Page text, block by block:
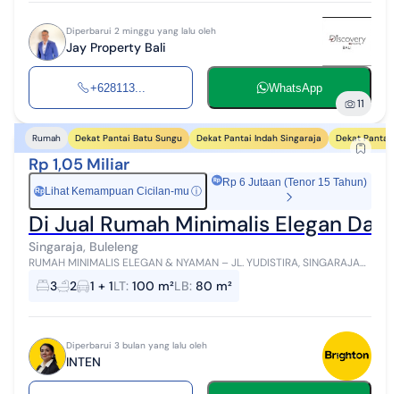
Diperbarui 2 minggu yang lalu oleh
Jay Property Bali
+628113... WhatsApp
11
Rumah Dekat Pantai Batu Sungu Dekat Pantai Indah Singaraja Dekat Pantai
Rp 1,05 Miliar
Rp Lihat Kemampuan Cicilan-mu ⓘ
Rp 6 Jutaan (Tenor 15 Tahun)
Di Jual Rumah Minimalis Elegan Dan
Singaraja, Buleleng
RUMAH MINIMALIS ELEGAN & NYAMAN – JL. YUDISTIRA, SINGARAJA
Dijual rumah minimalis dengan desain elegan dan tata ruang
fungsional, cocok untuk hu...
3 2 1 + 1LT: 100 m²LB: 80 m²
Diperbarui 3 bulan yang lalu oleh
INTEN